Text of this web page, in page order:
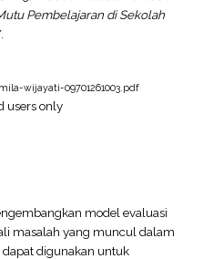
Pembelajaran di Sekolah
wijayati-09701261003.pdf
users only
model evaluasi
masalah yang muncul dalam
digunakan untuk